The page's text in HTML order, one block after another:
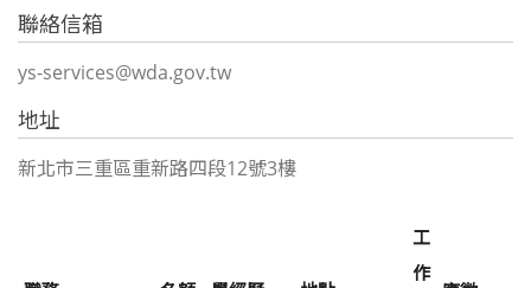
聯絡信箱
ys-services@wda.gov.tw
地址
新北市三重區重新路四段12號3樓
工
作